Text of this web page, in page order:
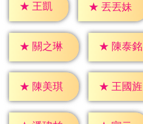
★ 王凱 ★ 丟丟妹
★ 關之琳 ★ 陳泰銘
★ 陳美琪 ★ 王國旌